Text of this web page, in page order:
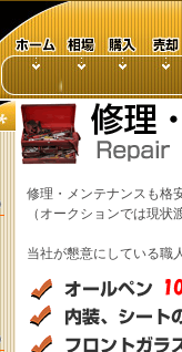
修理・メンテナンスも格
（オークションでは現
当社が懇意にしている職